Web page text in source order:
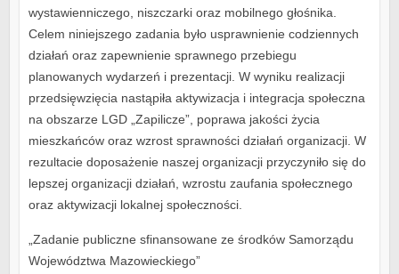
wystawienniczego, niszczarki oraz mobilnego głośnika.
Celem niniejszego zadania było usprawnienie codziennych
działań oraz zapewnienie sprawnego przebiegu
planowanych wydarzeń i prezentacji. W wyniku realizacji
przedsięwzięcia nastąpiła aktywizacja i integracja społeczna
na obszarze LGD „Zapilicze”, poprawa jakości życia
mieszkańców oraz wzrost sprawności działań organizacji. W
rezultacie doposażenie naszej organizacji przyczyniło się do
lepszej organizacji działań, wzrostu zaufania społecznego
oraz aktywizacji lokalnej społeczności.
„Zadanie publiczne sfinansowane ze środków Samorządu
Województwa Mazowieckiego”